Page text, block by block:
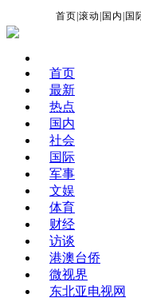
首页 |滚动 国内 国
首页
最新
热点
国内
社会
国际
军事
文娱
体育
财经
访谈
港澳台侨
微视界
东北亚电视网